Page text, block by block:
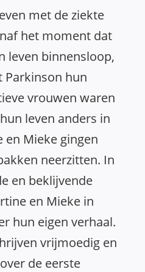
met de ziekte
het moment dat
leven binnensloop,
Parkinson hun
vrouwen waren
leven anders in
Mieke gingen
neerzitten. In
en beklijvende
en Mieke in
hun eigen verhaal.
vrijmoedig en
de eerste